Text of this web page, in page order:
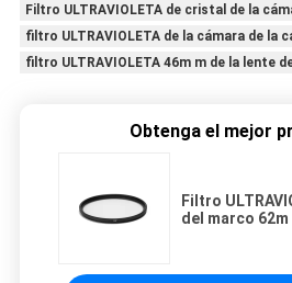
Filtro ULTRAVIOLETA de cristal de la
filtro ULTRAVIOLETA de la cámara de la
filtro ULTRAVIOLETA 46m m de la lente
Obtenga el mejor
Filtro
del marco